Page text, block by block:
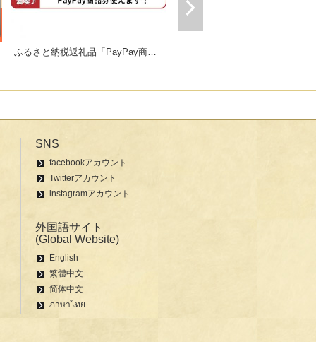
SNS
facebookアカウント
Twitterアカウント
instagramアカウント
外国語サイト
(Global Website)
English
繁體中文
简体中文
ภาษาไทย